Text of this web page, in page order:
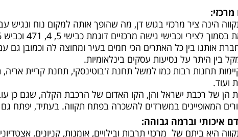
הינה ציר מרכזי בגוש דן, מה שהופך אותה למקום נוח ונגיש
לצירי וכבישי גישה מרכזיים דוגמת כבישי 5, 4, 471 וכביש 6.
אותנו בין כל האתרים הכי חמים בעיר ומחוצה לה וכמובן גם
בין היתר על נסיעות עסקים בינלאומיות.
תחנות רבות כמו למשל תחנת ז'בוטינסקי, תחנת קריית
ועוד.
הן של רכבת ישראל והן, הקו האדום של הרכבת הקלה, שגם כן
המאופיינים במשרדים להשכרה בפתח תקווה. בעתיד, יפתח גם
איכותי וברמה גבוהה:
היא ביתם של מרכזי תרבות ובילויים, אומנות, קניונים,